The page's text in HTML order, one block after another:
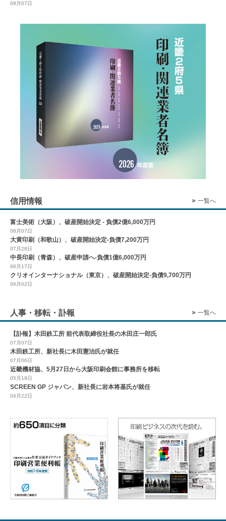
08月07日
信用情報 一覧へ
富士美術（大阪）、破産開始決定 - 負債2億6,000万円
08月07日
大黄印刷（和歌山）、破産開始決定-負債7,200万円
07月28日
中長印刷（青森）、破産申請へ-負債1億6,000万円
06月17日
クリオインターナショナル（東京）、破産開始決定-負債9,700万円
06月02日
人事・移転・訃報 一覧へ
【訃報】木田鉄工所 前代表取締役社長の木田庄一郎氏
07月07日
木田鉄工所、新社長に木田憲治氏が就任
07月06日
近畿機材協、5月27日から大阪印刷会館に事務所を移転
05月19日
SCREEN GP ジャパン、新社長に岩本将基氏が就任
04月22日